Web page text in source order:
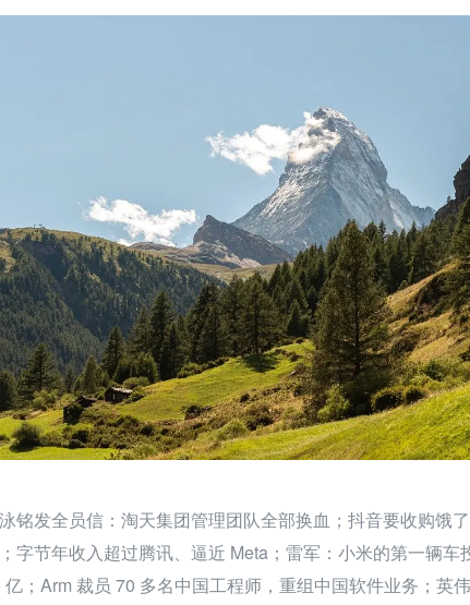
铭发全员信：淘天集团管理团队全部换血；抖音要收购饿
字节年收入超过腾讯、逼近 Meta；雷军：小米的第一辆车
亿；Arm 裁员 70 多名中国工程师，重组中国软件业务；英